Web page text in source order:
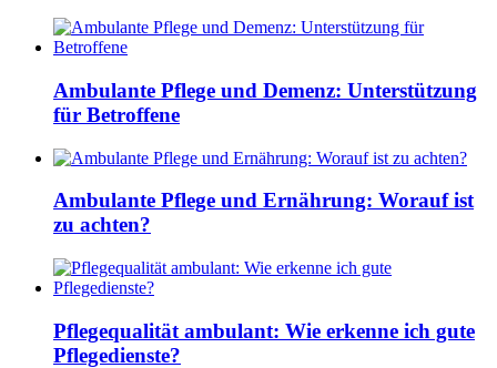
Ambulante Pflege und Demenz: Unterstützung
für Betroffene
Ambulante Pflege und Ernährung: Worauf ist
zu achten?
Pflegequalität ambulant: Wie erkenne ich gute
Pflegedienste?